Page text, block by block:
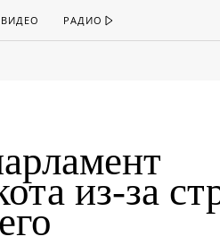
ВИДЕО РАДИО
из-за